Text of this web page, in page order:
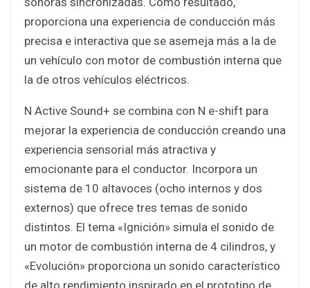
proporciona una experiencia de conducción más
precisa e interactiva que se asemeja más a la de
un vehículo con motor de combustión interna que
la de otros vehículos eléctricos.
N Active Sound+ se combina con N e-shift para
mejorar la experiencia de conducción creando una
experiencia sensorial más atractiva y
emocionante para el conductor. Incorpora un
sistema de 10 altavoces (ocho internos y dos
externos) que ofrece tres temas de sonido
distintos. El tema «Ignición» simula el sonido de
un motor de combustión interna de 4 cilindros, y
«Evolución» proporciona un sonido característico
de alto rendimiento inspirado en el prototipo de